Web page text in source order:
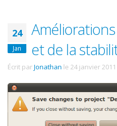
24
Jan
et de la
Écrit parJonathan le 24 janvier 2011